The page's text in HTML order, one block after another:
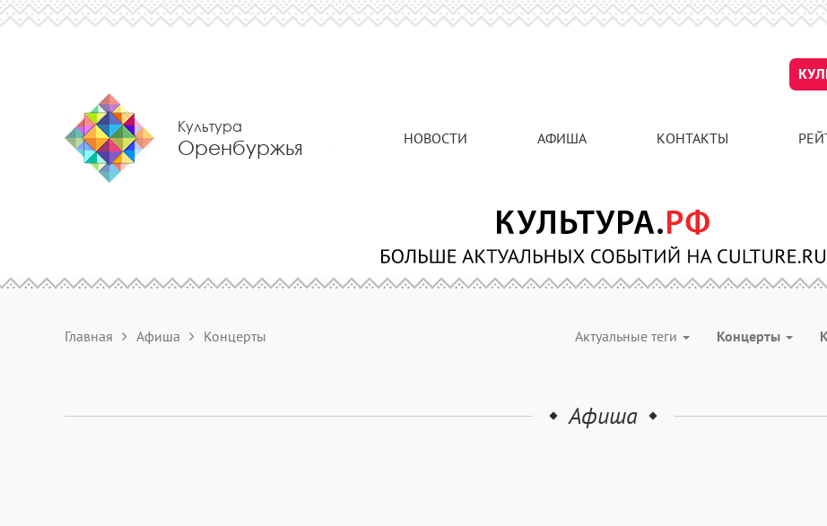
Культура
Оренбуржья НОВОСТИ АФИША КОНТАКТЫ
Главная Афиша Концерты Актуальные теги Концерты
Афиша